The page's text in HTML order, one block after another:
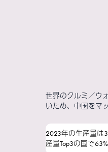
世界のクルミ／ウ
いため、中国をマ
2023年の生産量は
産量Top3の国で